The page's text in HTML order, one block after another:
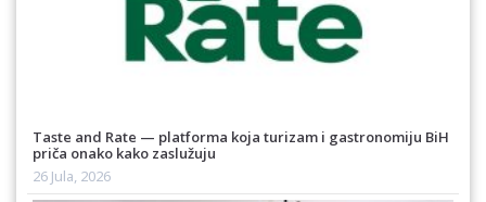
Taste and Rate — platforma koja turizam i gastronomiju BiH
priča onako kako zaslužuju
26 Jula, 2026